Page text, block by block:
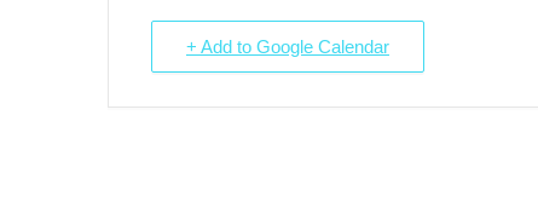
+ Add to Google Calendar